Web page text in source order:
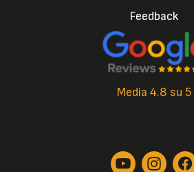
Feedback
Media 4.8 su 5